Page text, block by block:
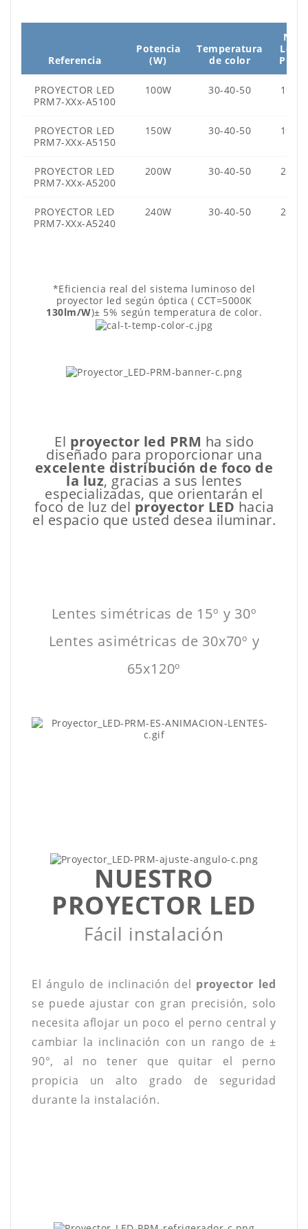
Referencia
Potencia
(W)
Temperatura
de color
N°
Led
PCB
PROYECTOR LED
PRM7-XXx-A5100
100W 30-40-50 192
PROYECTOR LED
PRM7-XXx-A5150
150W 30-40-50 192
PROYECTOR LED
PRM7-XXx-A5200
200W 30-40-50 288
PROYECTOR LED
PRM7-XXx-A5240
240W 30-40-50 288
*Eficiencia real del sistema luminoso del
proyector led según óptica ( CCT=5000K
130lm/W)± 5% según temperatura de color.
El proyector led PRM ha sido
diseñado para proporcionar una
excelente distribución de foco de
la luz, gracias a sus lentes
especializadas, que orientarán el
foco de luz del proyector LED hacia
el espacio que usted desea iluminar.
Lentes simétricas de 15º y 30º
Lentes asimétricas de 30x70º y
65x120º
NUESTRO
PROYECTOR LED
Fácil instalación
El ángulo de inclinación del proyector led
se puede ajustar con gran precisión, solo
necesita aflojar un poco el perno central y
cambiar la inclinación con un rango de ±
90°, al no tener que quitar el perno
propicia un alto grado de seguridad
durante la instalación.